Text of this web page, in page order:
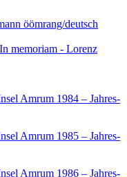
öömrang/deutsch
In memoriam - Lorenz
Amrum 1984 – Jahres-
Amrum 1985 – Jahres-
Amrum 1986 – Jahres-